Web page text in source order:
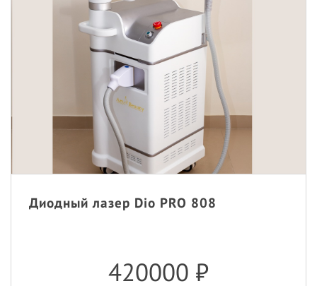
Диодный лазер Dio PRO 808
420000 ₽